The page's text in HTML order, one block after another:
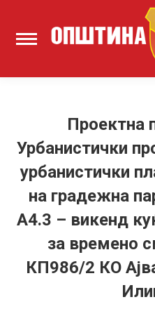
Проектна
Урбанистички
урбанистички
на градежна
А4.3 – викенд
за времено
КП986/2 КО